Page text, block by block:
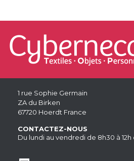
1 rue Sophie Germain
ZA du Birken
67720 Hoerdt France
CONTACTEZ-NOUS
Du lundi au vendredi de 8h30 à 12h